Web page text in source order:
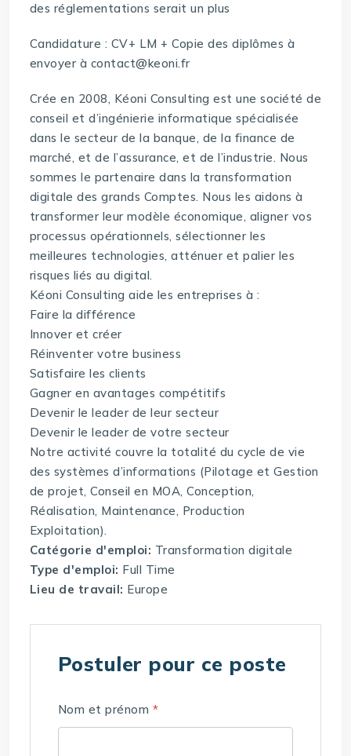
des réglementations serait un plus
Candidature : CV+ LM + Copie des diplômes à
envoyer à contact@keoni.fr
Crée en 2008, Kéoni Consulting est une société de
conseil et d’ingénierie informatique spécialisée
dans le secteur de la banque, de la finance de
marché, et de l’assurance, et de l’industrie. Nous
sommes le partenaire dans la transformation
digitale des grands Comptes. Nous les aidons à
transformer leur modèle économique, aligner vos
processus opérationnels, sélectionner les
meilleures technologies, atténuer et palier les
risques liés au digital.
Kéoni Consulting aide les entreprises à :
Faire la différence
Innover et créer
Réinventer votre business
Satisfaire les clients
Gagner en avantages compétitifs
Devenir le leader de leur secteur
Devenir le leader de votre secteur
Notre activité couvre la totalité du cycle de vie
des systèmes d’informations (Pilotage et Gestion
de projet, Conseil en MOA, Conception,
Réalisation, Maintenance, Production
Exploitation).
Catégorie d'emploi: Transformation digitale
Type d'emploi: Full Time
Lieu de travail: Europe
Postuler pour ce poste
Nom et prénom *